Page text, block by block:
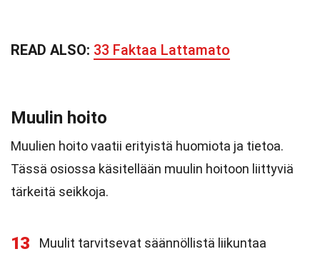
READ ALSO: 33 Faktaa Lattamato
Muulin hoito
Muulien hoito vaatii erityistä huomiota ja tietoa.
Tässä osiossa käsitellään muulin hoitoon liittyviä
tärkeitä seikkoja.
13
Muulit tarvitsevat säännöllistä liikuntaa